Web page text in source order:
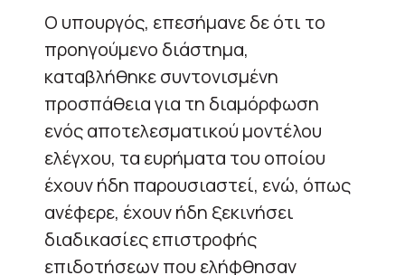
Ο υπουργός, επεσήμανε δε ότι το
προηγούμενο διάστημα,
καταβλήθηκε συντονισμένη
προσπάθεια για τη διαμόρφωση
ενός αποτελεσματικού μοντέλου
ελέγχου, τα ευρήματα του οποίου
έχουν ήδη παρουσιαστεί, ενώ, όπως
ανέφερε, έχουν ήδη ξεκινήσει
διαδικασίες επιστροφής
επιδοτήσεων που ελήφθησαν